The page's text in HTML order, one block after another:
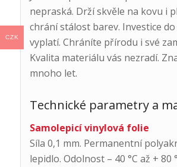
nepraská. Drží skvěle na kovu i
chrání stálost barev. Investice
vyplatí. Chráníte přírodu i své
Kvalita materiálu vás nezradí.
mnoho let.
Technické parametry a
Samolepicí vinylová folie
Síla 0,1 mm. Permanentní
lepidlo. Odolnost – 40 °C až + 80
CZK